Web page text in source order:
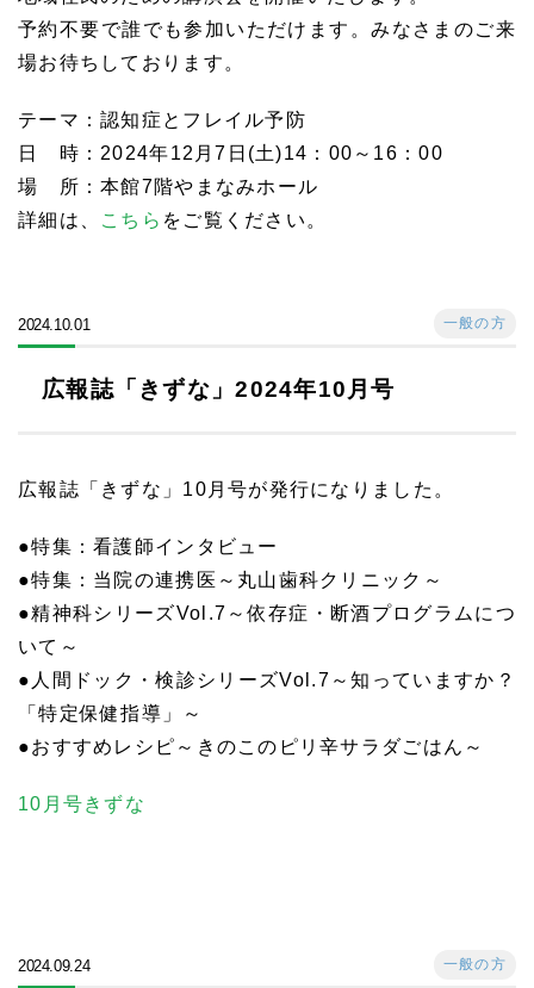
予約不要で誰でも参加いただけます。みなさまのご来
場お待ちしております。
テーマ：認知症とフレイル予防
日 時：2024年12月7日(土)14：00～16：00
場 所：本館7階やまなみホール
詳細は、
こちら をご覧ください。
2024.10.01 一般の方
広報誌「きずな」2024年10月号
広報誌「きずな」10月号が発行になりました。
●特集：看護師インタビュー
●特集：当院の連携医～丸山歯科クリニック～
●精神科シリーズVol.7～依存症・断酒プログラムにつ
いて～
●人間ドック・検診シリーズVol.7～知っていますか？
「特定保健指導」～
●おすすめレシピ～きのこのピリ辛サラダごはん～
10月号きずな
2024.09.24 一般の方